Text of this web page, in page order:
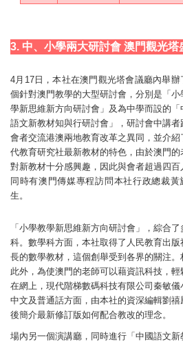
3. 中、小學兩大研討會 澳門觀光塔
4月17日，本社在澳門觀光塔會議廳內舉辦
個針對澳門教學的大型研討會，分別是「小
學新思維新方向研討會」及為中學而設的「
語文新教材知與行研討會」，研討會中講者
會者交流港澳兩地教育改革之異同，並介紹
代教育研究社最新教材的特色，由於澳門的
對新教材十分感興趣，因此與會者超過四百
同時有澳門傳媒專程訪問本社行政總裁黃
生。
「小學教學新思維新方向研討會」，綜合
科。數學科方面，本社取得了人民教育出
長的數學教材，這個創舉受到各界的關注
此外，為使澳門的老師可以藉資訊科技，
在網上，現代階梯數碼科技有限公司秦敏
中文及普通話方面，由本社的資深編輯劉
後簡介最新修訂版如何配合教改的理念。
場內另一個演講廳，同時進行「中國語文